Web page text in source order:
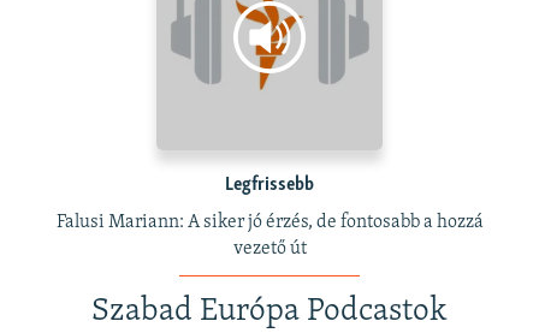
Legfrissebb
Falusi Mariann: A siker jó érzés, de fontosabb a hozzá
vezető út
Szabad Európa Podcastok